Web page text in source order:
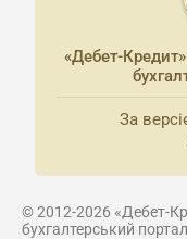
«Дебет-
За
© 2012-2026 «Дебет-
бухгалтерський